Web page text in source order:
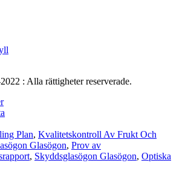
: Alla rättigheter reserverade.
Plan, Kvalitetskontroll Av Frukt Och
Glasögon, Prov av
, Skyddsglasögon Glasögon, Optiska